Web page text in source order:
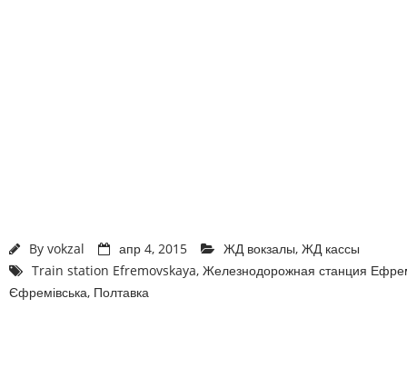
By vokzal апр 4, 2015 ЖД вокзалы, ЖД кассы
Train station Efremovskaya, Железнодорожная станция
Єфремівська, Полтавка